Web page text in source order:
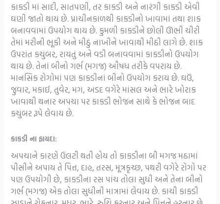
કાકડી માં સાદી, સાતપણી, તર કાકડી અને નારંગી કાકડી એવી
ઘણી જાતો થાય છે. પ્રાચીનકાળથી કાકડીનો ખાવામાં તથા શાક
બનાવવામાં ઉપયોગ થાય છે. કુમળી કાકડીને છોલી ઊભી ચીરી
તેમાં મરીની ભૂકી અને મીઠું નાખીને ખાવાથી મીઠી લાગે છે. શાક
ઉપરાંત કચુંબર, રાયતું અને વડી બનાવવામાં કાકડીનો ઉપયોગ
થાય છે. તેનાં બીનો ગર્ભ (મગજ) ઔષધ તરીકે વપરાય છે.
માનસિક રોગોમાં પણ કાકડીનાં બીનો ઉપયોગ કરાય છે. ઘઉં,
જુવાર, મકાઈ, તુવેર, મગ, અડદ વગેરે માંસલ અને ભારે ખોરાક
ખાવાથી થનાર અપચા પર કાકડી ભોજન સાથે કે ભોજન બાદ
કચુંબર રૂપે લેવાય છે.
કાકડી ના ફાયદા:
અપચાને કારણે ઉલટી થતી હોય તો કાકડીના બી મગજ મઠામાં
પીસીને અપાય તે પિત્ત, દાહ, તરસ, મૂત્રકૃચ્છ, પથરી વગેરે રોગો પર
પણ ઉપયોગી છે, કાકડીના રસ પાંચ તોલા સુધી અને તેના બીનો
ગર્ભ (મગજ) એક તોલા સુધીની માત્રામાં લેવાય છે. કાચી કાકડી